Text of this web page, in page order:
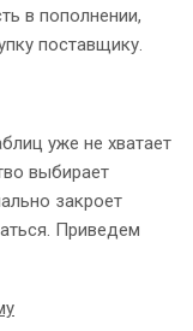
в пополнении,
поставщику.
уже не хватает
выбирает
закроет
Приведем